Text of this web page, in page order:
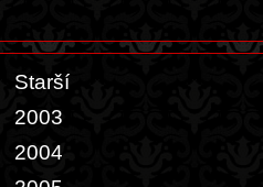
Starší
2003
2004